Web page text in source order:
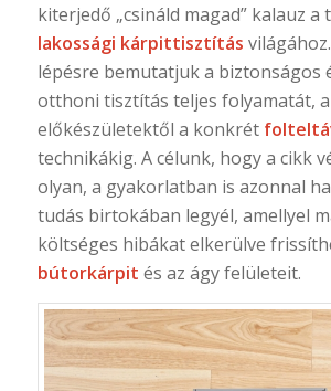
kiterjedő „csináld magad” kalauz a
lakossági kárpittisztítás
lépésre bemutatjuk a biztonságos
otthoni tisztítás teljes folyamatát,
előkészületektől a konkrét
technikákig. A célunk, hogy a cikk
olyan, a gyakorlatban is azonnal
tudás birtokában legyél, amellyel
költséges hibákat elkerülve
bútorkárpit és az ágy felületeit.